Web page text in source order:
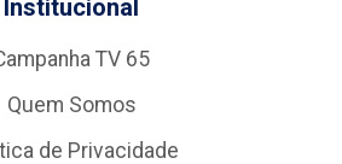
Institucional
TV 65
Quem Somos
de Privacidade